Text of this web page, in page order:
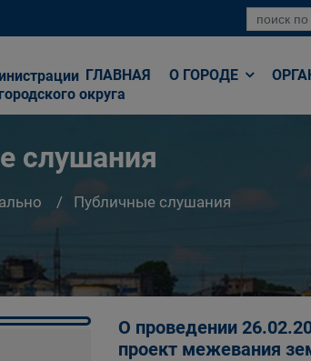
округа
ГЛАВНАЯ О ГОРОДЕ
слушания
Публичные слушания
О проведении
проект межевания